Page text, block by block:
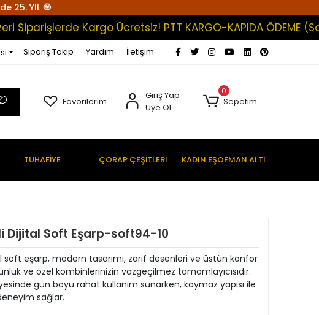
25. YIL 🧿
Kargo Ücretsiz! PTT KARGO-KAPIDA ÖDEME
Sipariş Takip Yardım İletişim
Favorilerim
Giriş Yap
Üye Ol
0
Sepetim
TUHAFİYE ÇORAP ÇEŞİTLERİ KADIN EŞOFMAN ALTI
Dijital Soft Eşarp-soft94-10
soft eşarp, modern tasarımı, zarif desenleri ve üstün konfor
ve özel kombinlerinizin vazgeçilmez tamamlayıcısıdır.
gün boyu rahat kullanım sunarken, kaymaz yapısı ile
sağlar.